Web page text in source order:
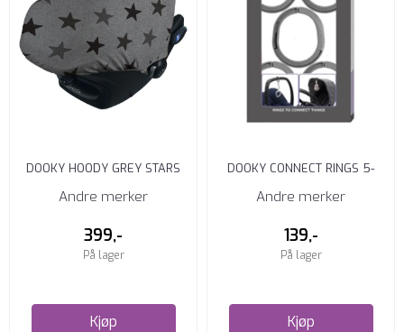
DOOKY HOODY GREY STARS
Andre merker
399,-
På lager
Kjøp
DOOKY CONNECT RINGS 5-
Andre merker
139,-
På lager
Kjøp